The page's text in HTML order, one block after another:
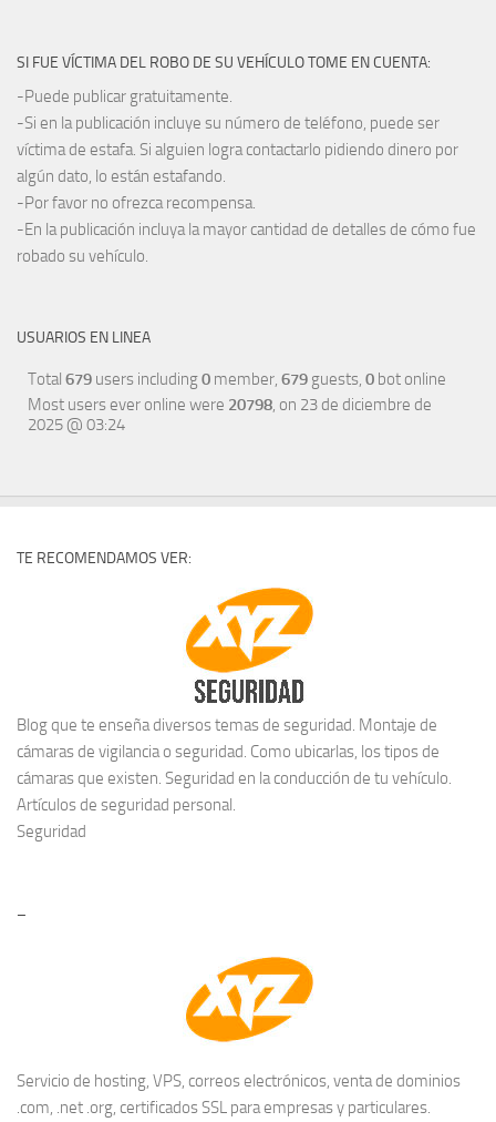
SI FUE VÍCTIMA DEL ROBO DE SU VEHÍCULO TOME EN CUENTA:
-Puede publicar gratuitamente.
-Si en la publicación incluye su número de teléfono, puede ser
víctima de estafa. Si alguien logra contactarlo pidiendo dinero por
algún dato, lo están estafando.
-Por favor no ofrezca recompensa.
-En la publicación incluya la mayor cantidad de detalles de cómo fue
robado su vehículo.
USUARIOS EN LINEA
Total 679 users including0 member, 679 guests, 0 bot online
Most users ever online were 20798, on 23 de diciembre de
2025 @ 03:24
TE RECOMENDAMOS VER:
Blog que te enseña diversos temas de seguridad. Montaje de
cámaras de vigilancia o seguridad. Como ubicarlas, los tipos de
cámaras que existen. Seguridad en la conducción de tu vehículo.
Artículos de seguridad personal.
Seguridad
–
Servicio de hosting, VPS, correos electrónicos, venta de dominios
.com, .net .org, certificados SSL para empresas y particulares.